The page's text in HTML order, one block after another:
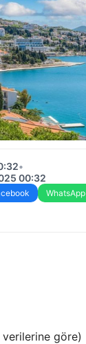
•
00:32
WhatsApp
göre)